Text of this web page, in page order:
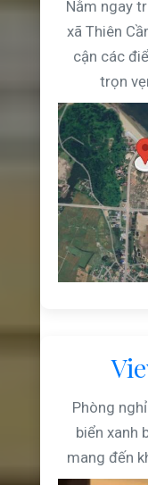
Nằm ngay
xã Thiên
cận các
trọn
Phòng
biển xanh
mang đến